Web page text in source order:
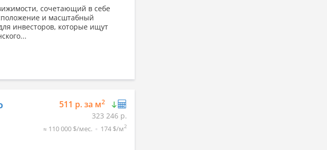
сочетающий в себе
и масштабный
инвесторов, которые ищут
511 р. за м2
323 246 р.
≈ 110 000 $/мес. 174 $/м2